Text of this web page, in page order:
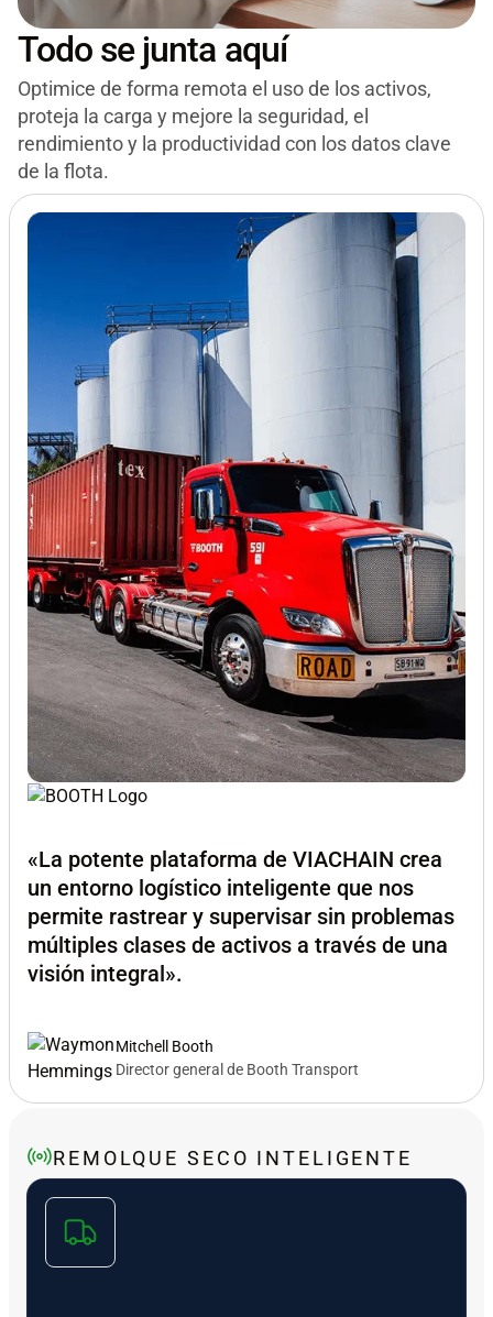
Todo se junta aquí
Optimice de forma remota el uso de los activos,
proteja la carga y mejore la seguridad, el
rendimiento y la productividad con los datos clave
de la flota.
«La potente plataforma de VIACHAIN crea
un entorno logístico inteligente que nos
permite rastrear y supervisar sin problemas
múltiples clases de activos a través de una
visión integral».
Mitchell Booth
Director general de Booth Transport
REMOLQUE SECO INTELIGENTE